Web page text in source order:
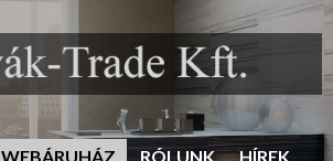
WEBÁRUHÁZ RÓLUNK
HÍREK